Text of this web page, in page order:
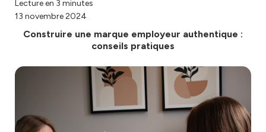
Lecture en 3 minutes
13 novembre 2024
Construire une marque employeur authentique :
conseils pratiques